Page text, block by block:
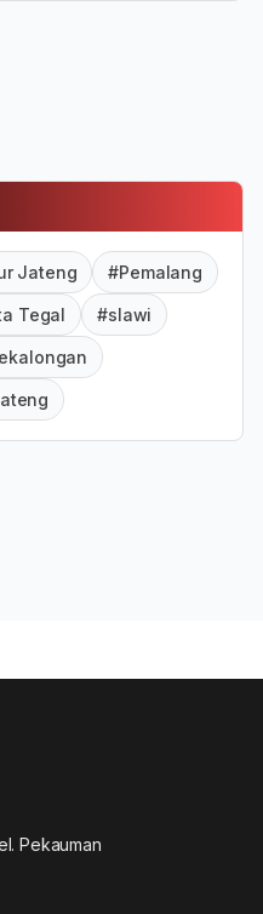
Jateng #Pemalang
Tegal #slawi
Pekauman